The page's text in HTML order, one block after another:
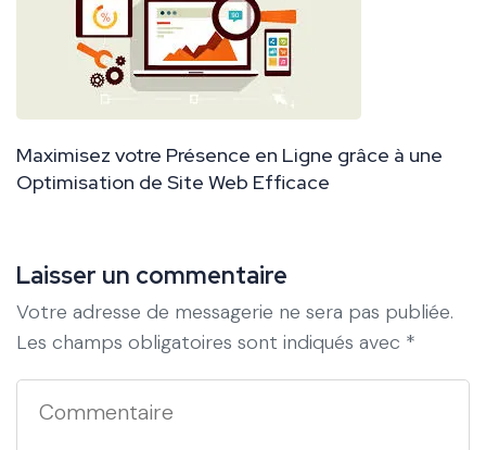
Maximisez votre Présence en Ligne grâce à une
Optimisation de Site Web Efficace
Laisser un commentaire
Votre adresse de messagerie ne sera pas publiée.
Les champs obligatoires sont indiqués avec *